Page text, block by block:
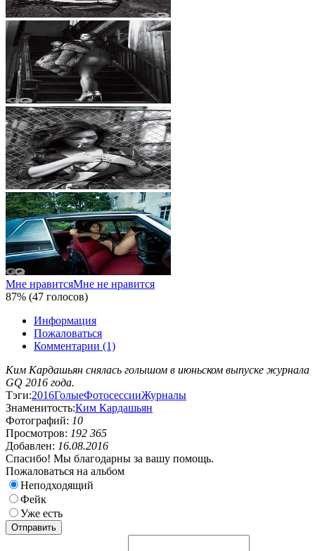
Мне нравитсяМне не нравится
87% (47 голосов)
Информация
Пожаловаться
Комментарии (1)
Ким Кардашьян снялась голышом в июньском выпуске журнала
GQ 2016 года.
Тэги:2016ГолыеФотосессииЖурналы
Знаменитость:Ким Кардашьян
Фотографий: 10
Просмотров: 192 365
Добавлен: 16.08.2016
Спасибо! Мы благодарны за вашу помощь.
Пожаловаться на альбом
Неподходящий
Фейк
Уже есть